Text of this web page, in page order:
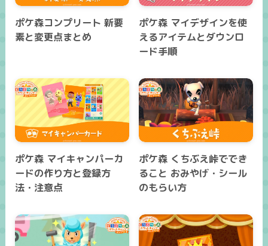
ポケ森コンプリート 新要
素と変更点まとめ
ポケ森 マイデザインを使
えるアイテムとダウンロ
ード手順
ポケ森 マイキャンパーカ
ードの作り方と登録方
法・注意点
ポケ森 くちぶえ峠ででき
ること おみやげ・シール
のもらい方